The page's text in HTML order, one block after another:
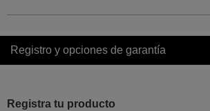
Registro y opciones de garantía
Registra tu producto